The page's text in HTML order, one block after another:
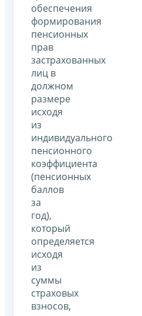
обеспечения
формирования
пенсионных
прав
застрахованных
лиц в
должном
размере
исходя
из
индивидуального
пенсионного
коэффициента
(пенсионных
баллов
за
год),
который
определяется
исходя
из
суммы
страховых
взносов,